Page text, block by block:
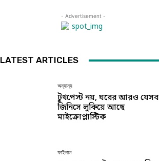
- Advertisement -
LATEST ARTICLES
অন্যান্য
টুথপেস্ট নয়, ঘরের আরও যেসব
জিনিসে লুকিয়ে আছে
মাইক্রোপ্লাস্টিক
ফাইনাল